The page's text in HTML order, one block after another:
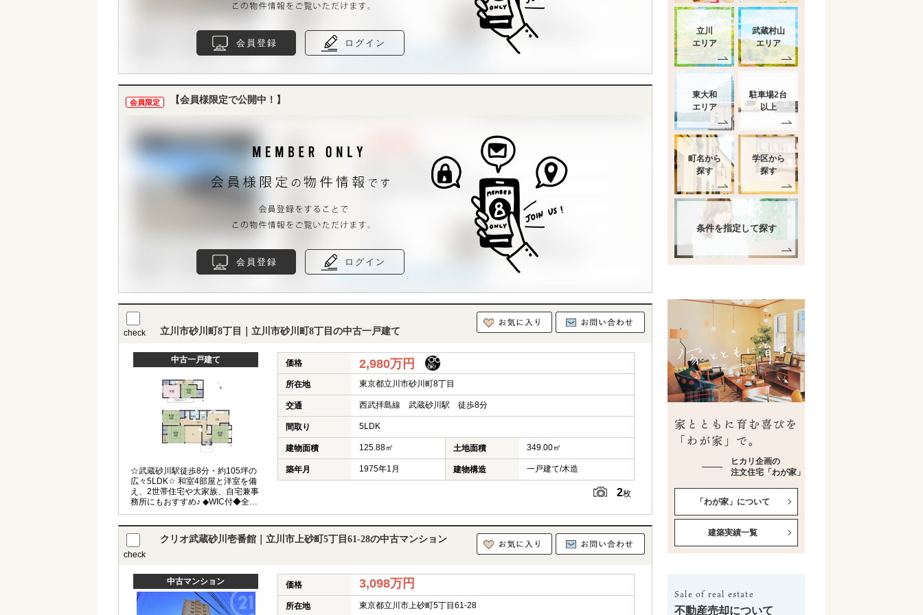
会員登録 ログイン
会員限定 【会員様限定で公開中！】
会員登録 ログイン
check 立川市砂川町8丁目｜立川市砂川町8丁目の中古一戸建て
中古一戸建て
☆武蔵砂川駅徒歩8分・約105坪の
広々5LDK☆ 和室4部屋と洋室を備
え、2世帯住宅や大家族、自宅兼事
務所にもおすすめ♪ ◆WIC付◆全居
室収納付き◆小学校・商業施設徒歩
価格 2,980万円
所在地 東京都立川市砂川町8丁目
交通 西武拝島線 武蔵砂川駅 徒歩8分
間取り 5LDK
建物面積 125.88㎡ 土地面積 349.00㎡
築年月 1975年1月 建物構造 一戸建て/木造
2枚
check
クリオ武蔵砂川壱番館｜立川市上砂町5丁目61-28の中古マンション
中古マンション 価格 3,098万円
所在地 東京都立川市上砂町5丁目61-28
立川
エリア
武蔵村山
エリア
東大和
エリア
駐車場2台
以上
町名から
探す
学区から
探す
条件を指定して探す
家とともに育む喜びを
「わが家」で。
ヒカリ企画の
注文住宅「わが家」
「わが家」について
建築実績一覧
Sale of real estate
不動産売却について